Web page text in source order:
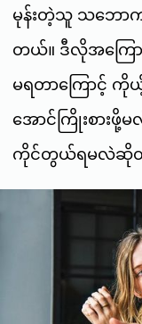
မုန်းတဲ့သူ သဘောက
တယ်။ ဒီလိုအကြေ
မရတာကြောင့်
အောင်ကြိုးစား
ကိုင်တွယ်ရမလဲဆိုတာ